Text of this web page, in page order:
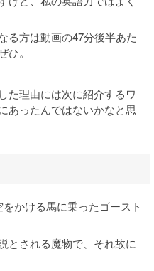
る方は動画の47分後半あた
。
た理由には次に紹介するワ
あったんではないかなと思
かける馬に乗ったゴースト
とされる魔物で、それ故に